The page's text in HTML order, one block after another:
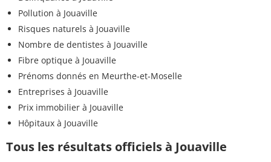
Pollution à Jouaville
Risques naturels à Jouaville
Nombre de dentistes à Jouaville
Fibre optique à Jouaville
Prénoms donnés en Meurthe-et-Moselle
Entreprises à Jouaville
Prix immobilier à Jouaville
Hôpitaux à Jouaville
Tous les résultats officiels à Jouaville